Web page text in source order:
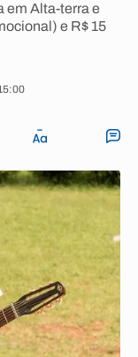
em Alta-terra e
e R$ 15